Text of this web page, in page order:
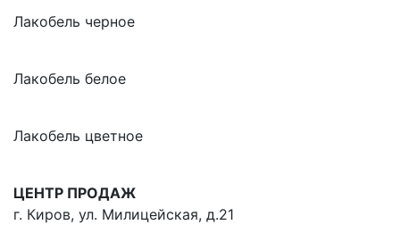
Лакобель черное
Лакобель белое
Лакобель цветное
ЦЕНТР ПРОДАЖ
г. Киров, ул. Милицейская, д.21